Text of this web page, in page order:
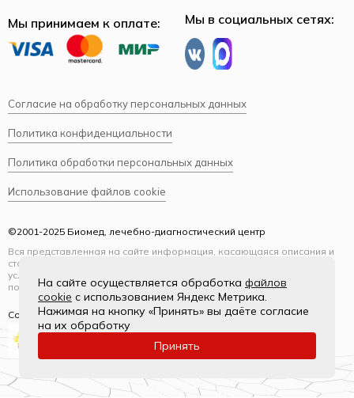
Мы принимаем к оплате: Мы в социальных сетях:
©2001-2025 Биомед, лечебно-диагностический центр
Вся представленная на сайте информация, касающаяся описания и
стоимости услуг, носит информационный характер и ни при каких
условиях не является публичной офертой, определяемой
положениями Статьи 437(2) Гражданского кодекса РФ.
Создание и продвижение
Согласие на обработку персональных данных
Политика конфиденциальности
Политика обработки персональных данных
Использование файлов cookie
На сайте осуществляется обработка файлов
cookie с использованием Яндекс Метрика.
Нажимая на кнопку «Принять» вы даёте согласие
на их обработку
Принять